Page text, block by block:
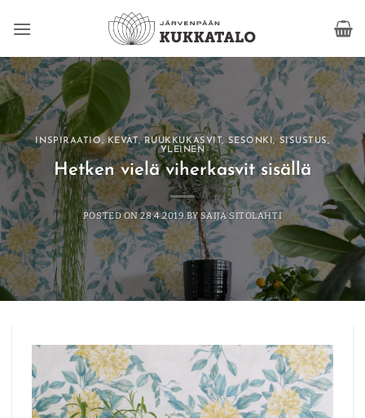
INSPIRAATIO, KEVÄT,RUUKKUKASVIT,SESONKI,SISUSTUS,
YLEINEN
Hetken vielä viherkasvit sisällä
POSTED ON28.4.2019BYSAIJA SITOLAHTI